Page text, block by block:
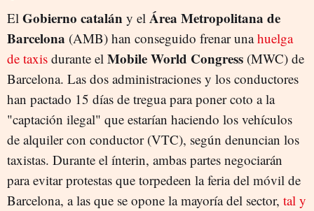
El Gobierno catalán y el Área Metropolitana de
Barcelona (AMB) han conseguido frenar unahuelga
de taxis durante el Mobile World Congress (MWC) de
Barcelona. Las dos administraciones y los conductores
han pactado 15 días de tregua para poner coto a la
"captación ilegal" que estarían haciendo los vehículos
de alquiler con conductor (VTC), según denuncian los
taxistas. Durante el ínterin, ambas partes negociarán
para evitar protestas que torpedeen la feria del móvil de
Barcelona, a las que se opone la mayoría del sector, tal y